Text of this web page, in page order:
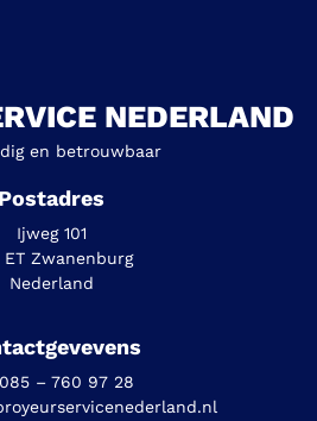
NEDERLAND
en betrouwbaar
Postadres
Ijweg 101
ET Zwanenburg
Nederland
085 – 760 97 28